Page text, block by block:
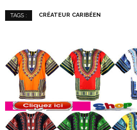
TAGS : CRÉATEUR CARIBÉEN